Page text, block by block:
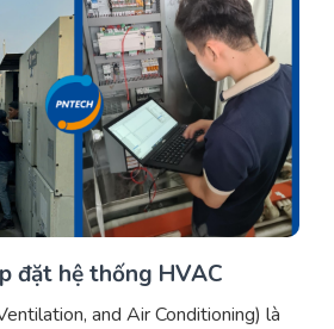
đặt hệ thống HVAC
and Air Conditioning) là